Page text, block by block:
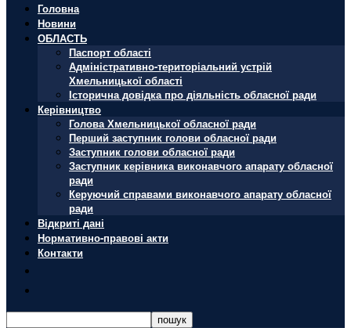
Головна
Новини
ОБЛАСТЬ
Паспорт області
Адміністративно-територіальний устрій
Хмельницької області
Історична довідка про діяльність обласної ради
Керівництво
Голова Хмельницької обласної ради
Перший заступник голови обласної ради
Заступник голови обласної ради
Заступник керівника виконавчого апарату обласної
ради
Керуючий справами виконавчого апарату обласної
ради
Відкриті дані
Нормативно-правові акти
Контакти